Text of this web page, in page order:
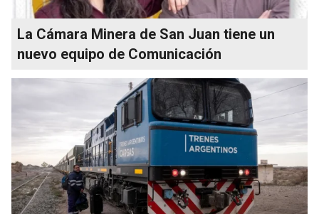
La Cámara Minera de San Juan tiene un
nuevo equipo de Comunicación